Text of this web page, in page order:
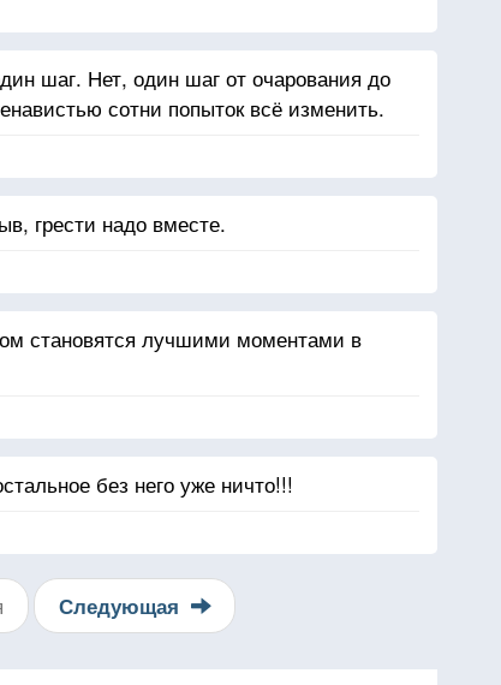
шаг. Нет, один шаг от очарования до
сотни попыток всё изменить.
грести надо вместе.
становятся лучшими моментами в
без него уже ничто!!!
Следующая